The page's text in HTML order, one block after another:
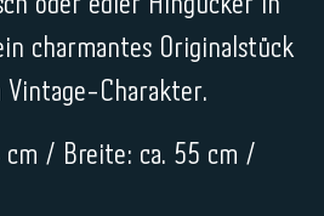
oder edler Hingucker in
charmantes Originalstück
Charakter.
cm / Breite: ca. 55 cm /